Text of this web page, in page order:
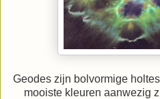
Geodes zijn bolvormige
mooiste kleuren aanwezig